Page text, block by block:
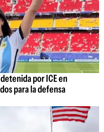
por ICE en
para la defensa